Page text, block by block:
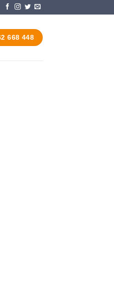
668 448